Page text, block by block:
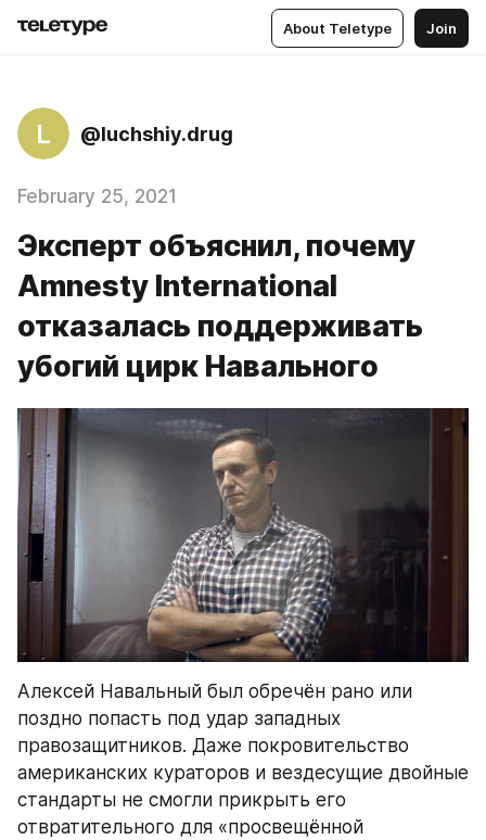
About Teletype Join
L @luchshiy.drug
February 25, 2021
Эксперт объяснил, почему
Amnesty International
отказалась поддерживать
убогий цирк Навального
Алексей Навальный был обречён рано или
поздно попасть под удар западных
правозащитников. Даже покровительство
американских кураторов и вездесущие двойные
стандарты не смогли прикрыть его
отвратительного для «просвещённой